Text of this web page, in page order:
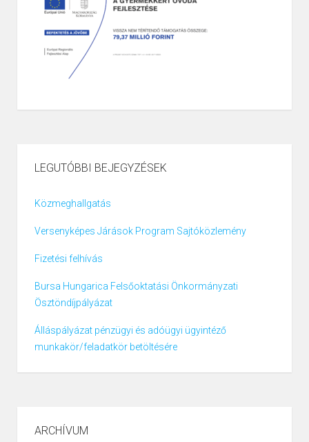
LEGUTÓBBI BEJEGYZÉSEK
Közmeghallgatás
Versenyképes Járások Program Sajtóközlemény
Fizetési felhívás
Bursa Hungarica Felsőoktatási Önkormányzati
Ösztöndíjpályázat
Álláspályázat pénzügyi és adóügyi ügyintéző
munkakör/feladatkör betöltésére
ARCHÍVUM